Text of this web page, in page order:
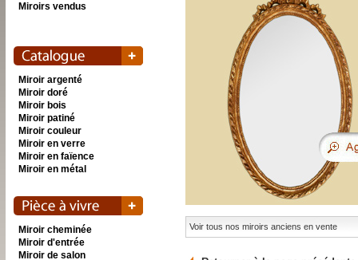
Voir tous nos miroirs anciens en vente
Miroirs vendus
Miroir argenté
Miroir doré
Miroir bois
Miroir patiné
Miroir couleur
Miroir en verre
Miroir en faïence
Miroir en métal
Miroir cheminée
Miroir d'entrée
Miroir de salon